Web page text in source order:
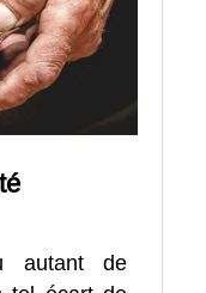
autant de